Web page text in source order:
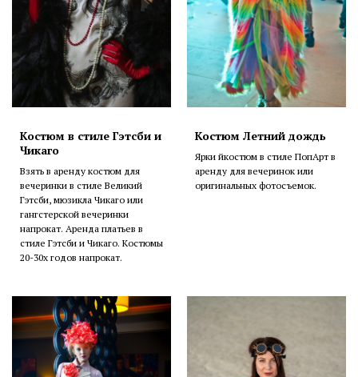
Костюм в стиле Гэтсби и
Чикаго
Взять в аренду костюм для
вечеринки в стиле Великий
Гэтсби, мюзикла Чикаго или
гангстерской вечеринки
напрокат. Аренда платьев в
стиле Гэтсби и Чикаго. Костюмы
20-30х годов напрокат.
Костюм Летний дождь
Ярки йкостюм в стиле ПопАрт в
аренду для вечеринок или
оригинальных фотосъемок.